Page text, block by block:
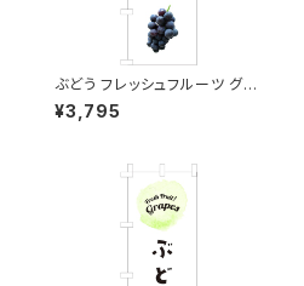
ぶどう フレッシュフルーツ グレ
ープ のぼり旗
¥3,795